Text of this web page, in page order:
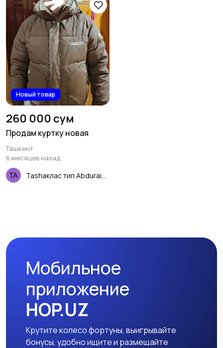
Новый товар
260 000 сум
Продам куртку новая
Ташкент
6 месяцев назад
Мобильное
приложение
HOP.UZ
Крутите колесо фортуны, выигрывайте
бонусы, удобно ищите и размещайте